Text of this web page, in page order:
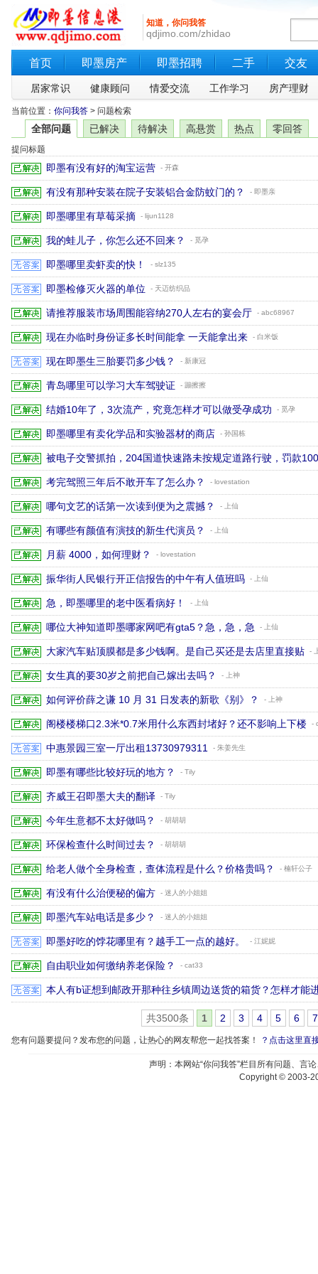
知道，你问我答
qdjimo.com/zhidao
首页 即墨房产 即墨招聘 二手 交友
居家常识 健康顾问 情爱交流 工作学习 房产理财
当前位置： 你问我答 > 问题检索
全部问题 已解决 待解决 高悬赏 热点 零回答
提问标题
即墨有没有好的淘宝运营 - 开森
有没有那种安装在院子安装铝合金防蚊门的？ - 即墨亲
即墨哪里有草莓采摘 - lijun1128
我的蛙儿子，你怎么还不回来？ - 觅孕
即墨哪里卖虾卖的快！ - slz135
即墨检修灭火器的单位 - 天迈纺织品
请推荐服装市场周围能容纳270人左右的宴会厅 - abc68967
现在办临时身份证多长时间能拿 一天能拿出来 - 白米饭
现在即墨生三胎要罚多少钱？ - 新康冠
青岛哪里可以学习大车驾驶证 - 蹦擦擦
结婚10年了，3次流产，究竟怎样才可以做受孕成功 - 觅孕
即墨哪里有卖化学品和实验器材的商店 - 孙国栋
被电子交警抓拍，204国道快速路未按规定道路行驶，罚款100
考完驾照三年后不敢开车了怎么办？ - lovestation
哪句文艺的话第一次读到便为之震撼？ - 上仙
有哪些有颜值有演技的新生代演员？ - 上仙
月薪 4000，如何理财？ - lovestation
振华街人民银行开正信报告的中午有人值班吗 - 上仙
急，即墨哪里的老中医看病好！ - 上仙
哪位大神知道即墨哪家网吧有gta5？急，急，急 - 上仙
大家汽车贴顶膜都是多少钱啊。是自己买还是去店里直接贴 -
女生真的要30岁之前把自己嫁出去吗？ - 上神
如何评价薛之谦 10 月 31 日发表的新歌《别》？ - 上神
阁楼楼梯口2.3米*0.7米用什么东西封堵好？还不影响上下楼 -
中惠景园三室一厅出租13730979311 - 朱姜先生
即墨有哪些比较好玩的地方？ - Tily
齐威王召即墨大夫的翻译 - Tily
今年生意都不太好做吗？ - 胡胡胡
环保检查什么时间过去？ - 胡胡胡
给老人做个全身检查，查体流程是什么？价格贵吗？ - 楠轩公子
有没有什么治便秘的偏方 - 迷人的小姐姐
即墨汽车站电话是多少？ - 迷人的小姐姐
即墨好吃的饽花哪里有？越手工一点的越好。 - 江妮妮
自由职业如何缴纳养老保险？ - cat33
本人有b证想到邮政开那种往乡镇周边送货的箱货？怎样才能
共3500条 1 2 3 4 5 6 7
您有问题要提问？发布您的问题，让热心的网友帮您一起找答案！ ？点击这里直
声明：本网站“你问我答”栏目所有问题、言
Copyright © 2003-